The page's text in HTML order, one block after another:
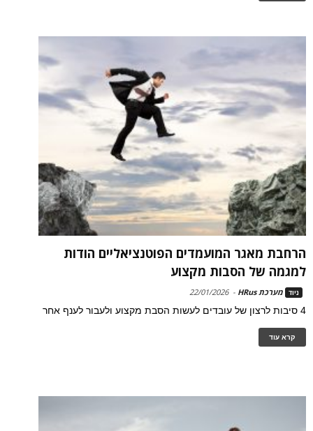
הרחבת מאגר המועמדים הפוטנציאליים הודות
למגמה של הסבות מקצוע
ניוד מערכת HRus -
22/01/2026
4 סיבות לרצון של עובדים לעשות הסבת מקצוע ולעבור לענף אחר
קרא עוד